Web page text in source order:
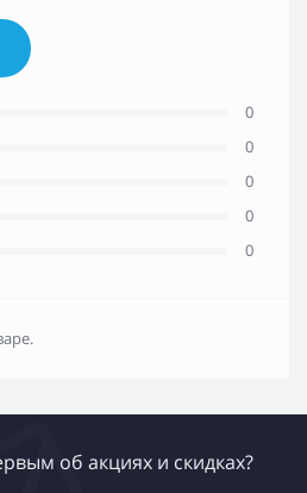
0
0
0
0
0
об акциях и скидках?